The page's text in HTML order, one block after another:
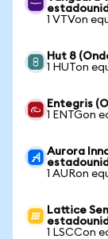
1 VTVon
Hut 8
1 HUTon
Entegris
1 ENTGon
Aurora
1 AURon
Lattice
1 LSCCon